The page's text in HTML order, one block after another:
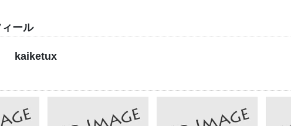
ール
kaiketux